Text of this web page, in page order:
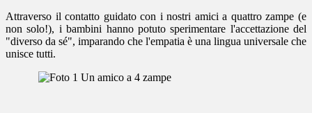
Attraverso il contatto guidato con i nostri amici a quattro zampe (e
non solo!), i bambini hanno potuto sperimentare l'accettazione del
"diverso da sé", imparando che l'empatia è una lingua universale che
unisce tutti.